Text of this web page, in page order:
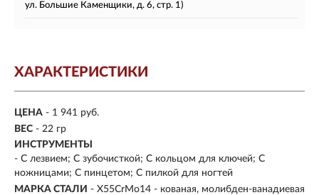
ул. Большие Каменщики, д. 6, стр. 1)
ХАРАКТЕРИСТИКИ
ЦЕНА - 1 941 руб.
ВЕС - 22 гр
ИНСТРУМЕНТЫ
- С лезвием; С зубочисткой; С кольцом для ключей; С
ножницами; С пинцетом; С пилкой для ногтей
МАРКА СТАЛИ - X55CrMo14 - кованая, молибден-ванадиевая